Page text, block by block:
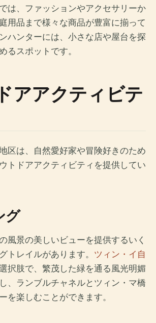
は、ファッションやアクセサリーか
用品まで様々な商品が豊富に揃って
ハンターには、小さな店や屋台を探
るスポットです。
アアクティビテ
区は、自然愛好家や冒険好きのため
トドアアクティビティを提供してい
グ
風景の美しいビューを提供するいく
トレイルがあります。 ツィン・イ自
択肢で、繁茂した緑を通る風光明媚
、ランブルチャネルとツィン・マ橋
を楽しむことができます。